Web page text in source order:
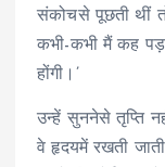
संकोचसे पूछती थीं
कभी-कभी मैं कह
होंगी।’
उन्हें सुननेसे तृप्ति
वे हृदयमें रखती